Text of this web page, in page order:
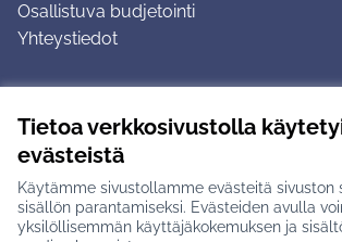
Tietoa verkkosivustolla
evästeistä
Käytämme sivustollamme evästeitä sivuston
sisällön parantamiseksi. Evästeiden avulla
yksilöllisemmän käyttäjäkokemuksen ja
Osallistuva budjetointi
Yhteystiedot
Ohjeet kirjautumiseen
Ohjeet kommentin jättämiseen